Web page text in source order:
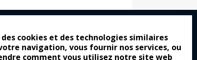
cookies et des technologies similaires
navigation, vous fournir nos services, ou
comment vous utilisez notre site web
les gens vrais